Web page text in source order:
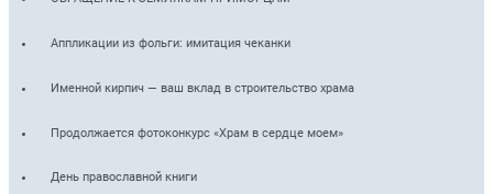
Аппликации из фольги: имитация чеканки
Именной кирпич — ваш вклад в строительство храма
Продолжается фотоконкурс «Храм в сердце моем»
День православной книги